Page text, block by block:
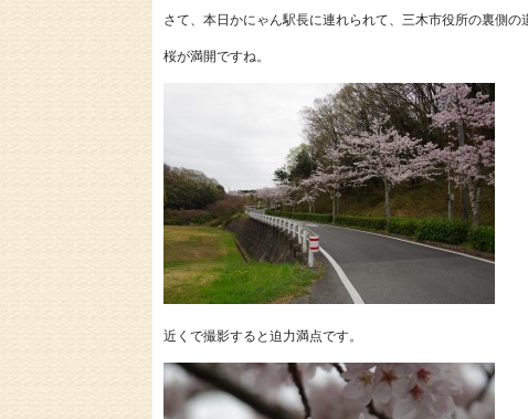
さて、本日かにゃん駅長に連れられて、三木市役所の裏側
桜が満開ですね。
近くで撮影すると迫力満点です。